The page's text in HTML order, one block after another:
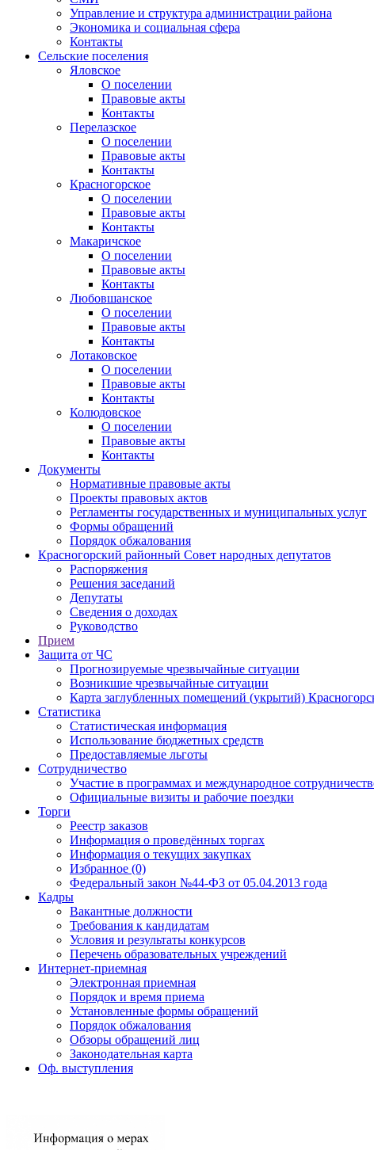
Управление и структура администрации района
Экономика и социальная сфера
Контакты
Сельские поселения
Яловское
О поселении
Правовые акты
Контакты
Перелазское
О поселении
Правовые акты
Контакты
Красногорское
О поселении
Правовые акты
Контакты
Макаричское
О поселении
Правовые акты
Контакты
Любовшанское
О поселении
Правовые акты
Контакты
Лотаковское
О поселении
Правовые акты
Контакты
Колюдовское
О поселении
Правовые акты
Контакты
Документы
Нормативные правовые акты
Проекты правовых актов
Регламенты государственных и муниципальных услуг
Формы обращений
Порядок обжалования
Красногорский районный Совет народных депутатов
Распоряжения
Решения заседаний
Депутаты
Сведения о доходах
Руководство
Прием
Защита от ЧС
Прогнозируемые чрезвычайные ситуации
Возникшие чрезвычайные ситуации
Карта заглубленных помещений (укрытий)
Статистика
Статистическая информация
Использование бюджетных средств
Предоставляемые льготы
Сотрудничество
Участие в программах и международное
Официальные визиты и рабочие поездки
Торги
Реестр заказов
Информация о проведённых торгах
Информация о текущих закупках
Избранное (0)
Федеральный закон №44-ФЗ от 05.04.2013 года
Кадры
Вакантные должности
Требования к кандидатам
Условия и результаты конкурсов
Перечень образовательных учреждений
Интернет-приемная
Электронная приемная
Порядок и время приема
Установленные формы обращений
Порядок обжалования
Обзоры обращений лиц
Законодательная карта
Оф. выступления